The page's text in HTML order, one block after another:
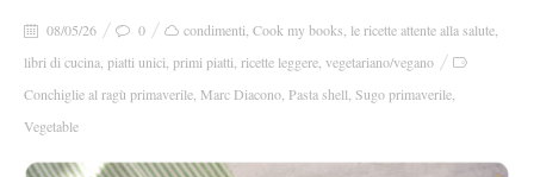
08/05/26 0 condimenti Cook my books le ricette attente alla salute
libri di cucina piatti unici primi piatti ricette leggere vegetariano/vegano
Conchiglie al ragù primaverile Marc Diacono Pasta shell Sugo primaverile
Vegetable